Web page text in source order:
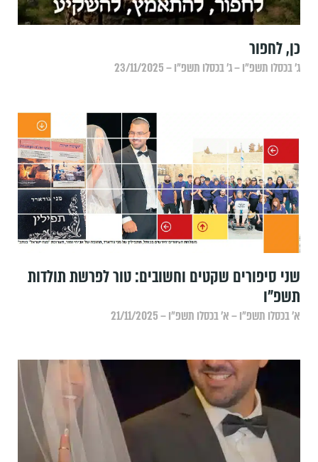
כן, לחפור
ג׳ בכסלו תשפ״ו – ג׳ בכסלו תשפ״ו – 23/11/2025
שני סיפורים שקטים וחשובים: טור לפרשת תולדות
תשפ"ו
א׳ בכסלו תשפ״ו – א׳ בכסלו תשפ״ו – 21/11/2025